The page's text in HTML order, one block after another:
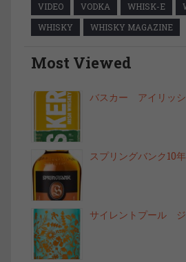
VIDEO
VODKA WHISK-E
WHISKY
WHISKY MAGAZINE
Most Viewed
バスカー アイリッ
スプリングバンク10年
サイレントプール